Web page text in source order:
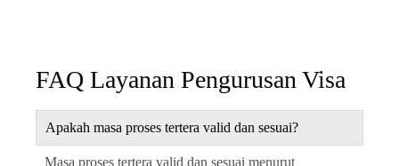
FAQ Layanan Pengurusan Visa
Apakah masa proses tertera valid dan sesuai?
Masa proses tertera valid dan sesuai menurut